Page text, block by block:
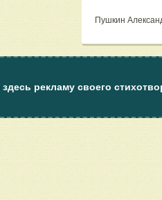
Пушкин
здесь рекламу своего